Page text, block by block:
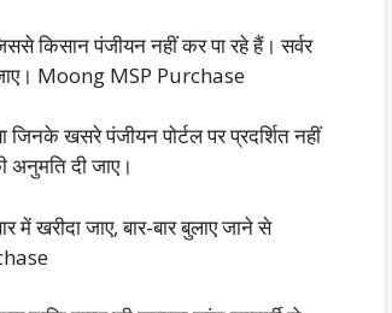
किसान पंजीयन नहीं कर पा रहे हैं। सर्वर
जाए। Moong MSP Purchase
जिनके खसरे पंजीयन पोर्टल पर प्रदर्शित नहीं
अनुमति दी जाए।
में खरीदा जाए, बार-बार बुलाए जाने से